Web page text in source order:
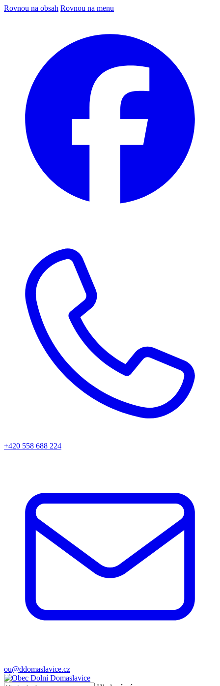
Rovnou na obsah Rovnou na menu
+420 558 688 224
ou@ddomaslavice.cz